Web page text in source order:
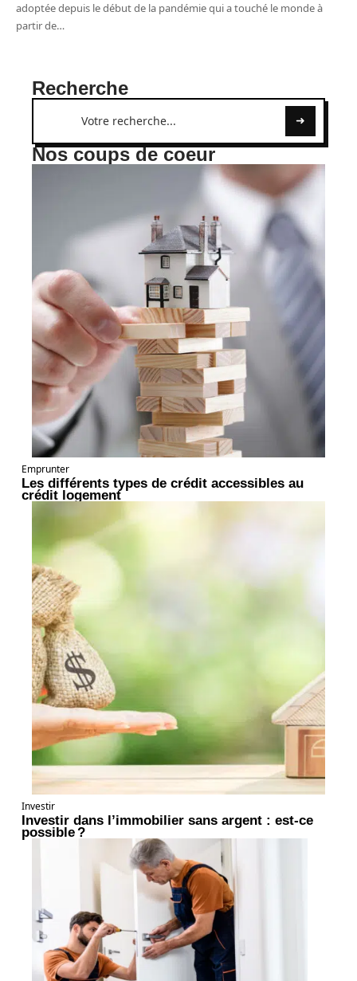
adoptée depuis le début de la pandémie qui a touché le monde à
partir de…
Recherche
Nos coups de coeur
Emprunter
Les différents types de crédit accessibles au
crédit logement
Investir
Investir dans l’immobilier sans argent : est-ce
possible ?